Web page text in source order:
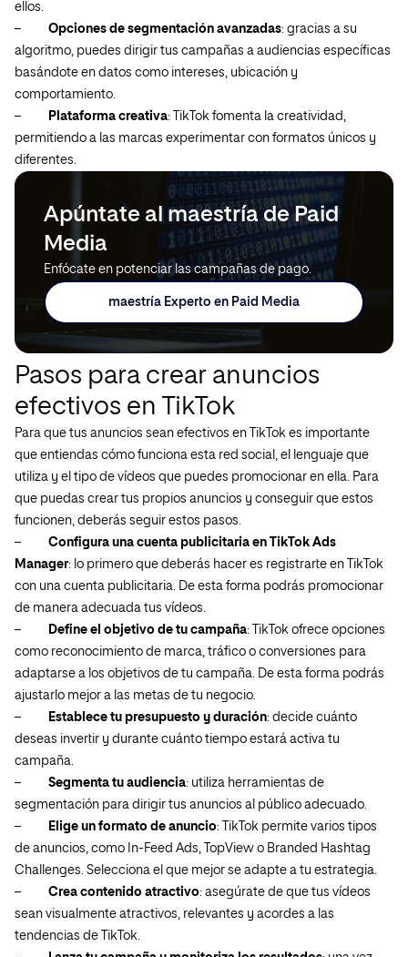
ellos.
–
Opciones de segmentación avanzadas: gracias a su
algoritmo, puedes dirigir tus campañas a audiencias específicas
basándote en datos como intereses, ubicación y
comportamiento.
–
Plataforma creativa: TikTok fomenta la creatividad,
permitiendo a las marcas experimentar con formatos únicos y
diferentes.
Apúntate al maestría de Paid
Media
Enfócate en potenciar las campañas de pago.
maestría Experto en Paid Media
Pasos para crear anuncios
efectivos en TikTok
Para que tus anuncios sean efectivos en TikTok es importante
que entiendas cómo funciona esta red social, el lenguaje que
utiliza y el tipo de vídeos que puedes promocionar en ella. Para
que puedas crear tus propios anuncios y conseguir que estos
funcionen, deberás seguir estos pasos.
–
Configura una cuenta publicitaria en TikTok Ads
Manager: lo primero que deberás hacer es registrarte en TikTok
con una cuenta publicitaria. De esta forma podrás promocionar
de manera adecuada tus vídeos.
–
Define el objetivo de tu campaña: TikTok ofrece opciones
como reconocimiento de marca, tráfico o conversiones para
adaptarse a los objetivos de tu campaña. De esta forma podrás
ajustarlo mejor a las metas de tu negocio.
–
Establece tu presupuesto y duración: decide cuánto
deseas invertir y durante cuánto tiempo estará activa tu
campaña.
–
Segmenta tu audiencia: utiliza herramientas de
segmentación para dirigir tus anuncios al público adecuado.
–
Elige un formato de anuncio: TikTok permite varios tipos
de anuncios, como In-Feed Ads, TopView o Branded Hashtag
Challenges. Selecciona el que mejor se adapte a tu estrategia.
–
Crea contenido atractivo: asegúrate de que tus vídeos
sean visualmente atractivos, relevantes y acordes a las
tendencias de TikTok.